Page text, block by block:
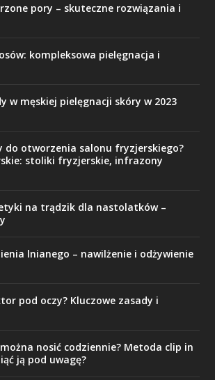
pory – skuteczne rozwiązania i
kompleksowa pielęgnacja i
w męskiej pielęgnacji skóry w 2023
do otworzenia salonu fryzjerskiego?
stoliki fryzjerskie, infrazony
na trądzik dla nastolatków –
lnianego – nawilżenie i odżywienie
pod oczy? Kluczowe zasady i
można nosić codziennie? Metoda clip in
ją pod uwagę?